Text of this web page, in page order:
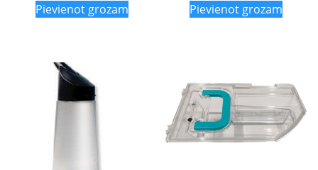
Pievienot grozam Pievienot grozam